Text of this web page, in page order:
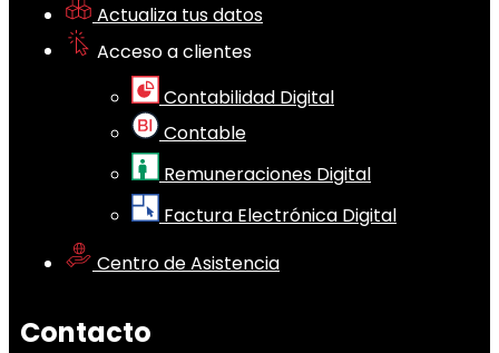
Actualiza tus datos
Acceso a clientes
Contabilidad Digital
Contable
Remuneraciones Digital
Factura Electrónica Digital
Centro de Asistencia
Contacto